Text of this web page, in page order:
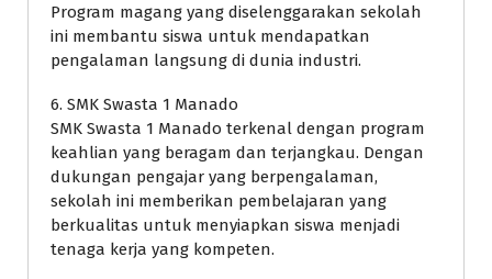
Program magang yang diselenggarakan sekolah
ini membantu siswa untuk mendapatkan
pengalaman langsung di dunia industri.
6. SMK Swasta 1 Manado
SMK Swasta 1 Manado terkenal dengan program
keahlian yang beragam dan terjangkau. Dengan
dukungan pengajar yang berpengalaman,
sekolah ini memberikan pembelajaran yang
berkualitas untuk menyiapkan siswa menjadi
tenaga kerja yang kompeten.